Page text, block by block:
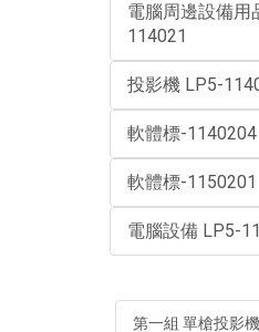
電腦周邊設備用
114021
投影機 LP5-
軟體標-1140204
軟體標-1150201
電腦設備 LP5-
第一組 單槍投影機